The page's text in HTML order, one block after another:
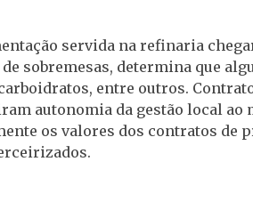
servida na refinaria
sobremesas, determina que
entre outros.
autonomia da gestão local
os valores dos contratos de